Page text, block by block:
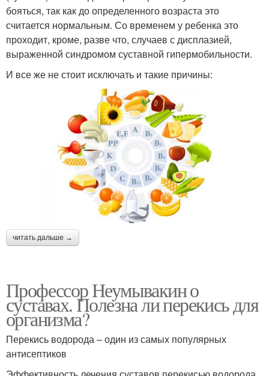
бояться, так как до определенного возраста это
считается нормальным. Со временем у ребенка это
проходит, кроме, разве что, случаев с дисплазией,
выраженной синдромом суставной гипермобильности.
И все же не стоит исключать и такие причины:
читать дальше →
Профессор Неумывакин о
суставах. Полезна ли перекись для
организма?
Перекись водорода – один из самых популярных
антисептиков